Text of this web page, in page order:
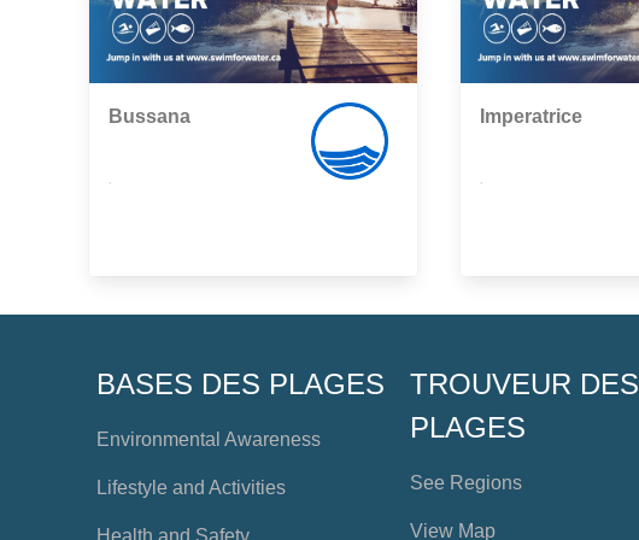
Bussana Imperatrice
BASES DES PLAGES
Environmental Awareness
Lifestyle and Activities
Health and Safety
TROUVEUR DES
PLAGES
See Regions
View Map